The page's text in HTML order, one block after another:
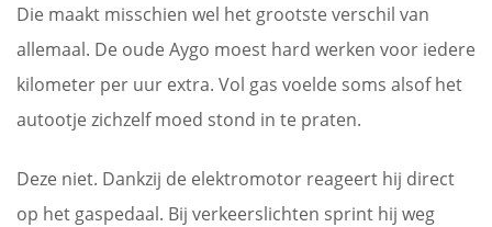
Die maakt misschien wel het grootste verschil van
allemaal. De oude Aygo moest hard werken voor iedere
kilometer per uur extra. Vol gas voelde soms alsof het
autootje zichzelf moed stond in te praten.
Deze niet. Dankzij de elektromotor reageert hij direct
op het gaspedaal. Bij verkeerslichten sprint hij weg